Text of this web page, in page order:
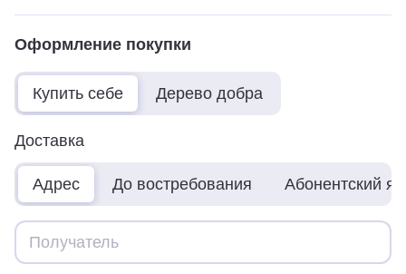
Оформление покупки
Купить себе Дерево добра
Доставка
Адрес До востребования Абонентский